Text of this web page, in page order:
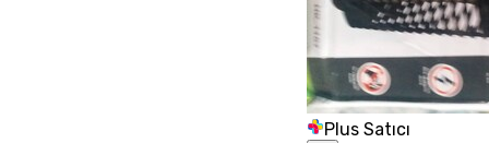
Plus Satıcı